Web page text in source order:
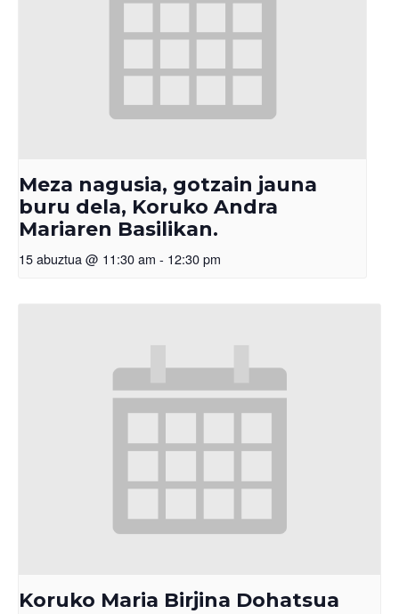
Meza nagusia, gotzain jauna
buru dela, Koruko Andra
Mariaren Basilikan.
15 abuztua @ 11:30 am - 12:30 pm
Koruko Maria Birjina Dohatsua